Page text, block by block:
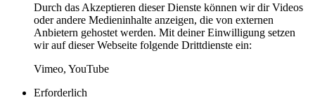
Durch das Akzeptieren dieser Dienste können wir dir Videos
oder andere Medieninhalte anzeigen, die von externen
Anbietern gehostet werden. Mit deiner Einwilligung setzen
wir auf dieser Webseite folgende Drittdienste ein:
Vimeo, YouTube
Erforderlich